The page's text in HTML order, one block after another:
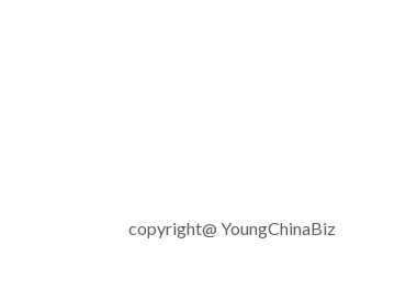
copyright@ YoungChinaBiz